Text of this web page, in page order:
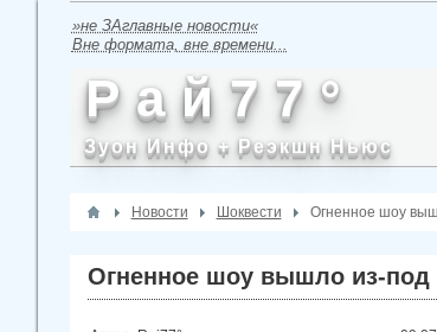
»не ЗАглавные новости«
Вне формата, вне времени...
Р а й 7 7 °
Зуон Инфо + Реэкшн Ньюс
Новости Шоквести Огненное шоу
Огненное шоу вышло из-под